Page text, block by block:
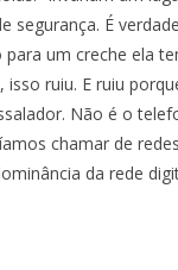
segurança. É
um creche ela
isso ruiu. E ruiu
Não é o
chamar de
da rede